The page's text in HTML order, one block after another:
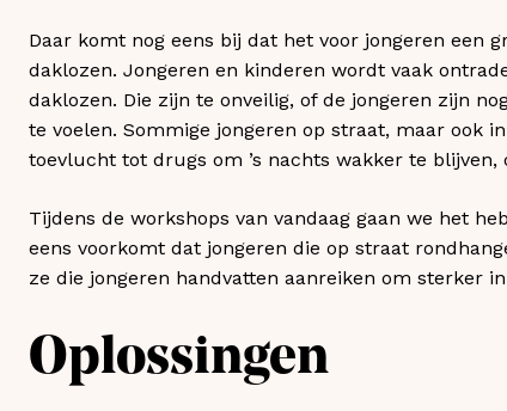
Daar komt nog eens bij dat het voor jongeren een
daklozen. Jongeren en kinderen wordt vaak
daklozen. Die zijn te onveilig, of de jongeren zijn
te voelen. Sommige jongeren op straat, maar ook
toevlucht tot drugs om ’s nachts wakker te
Tijdens de workshops van vandaag gaan we het
eens voorkomt dat jongeren die op straat
ze die jongeren handvatten aanreiken om sterker
Oplossingen